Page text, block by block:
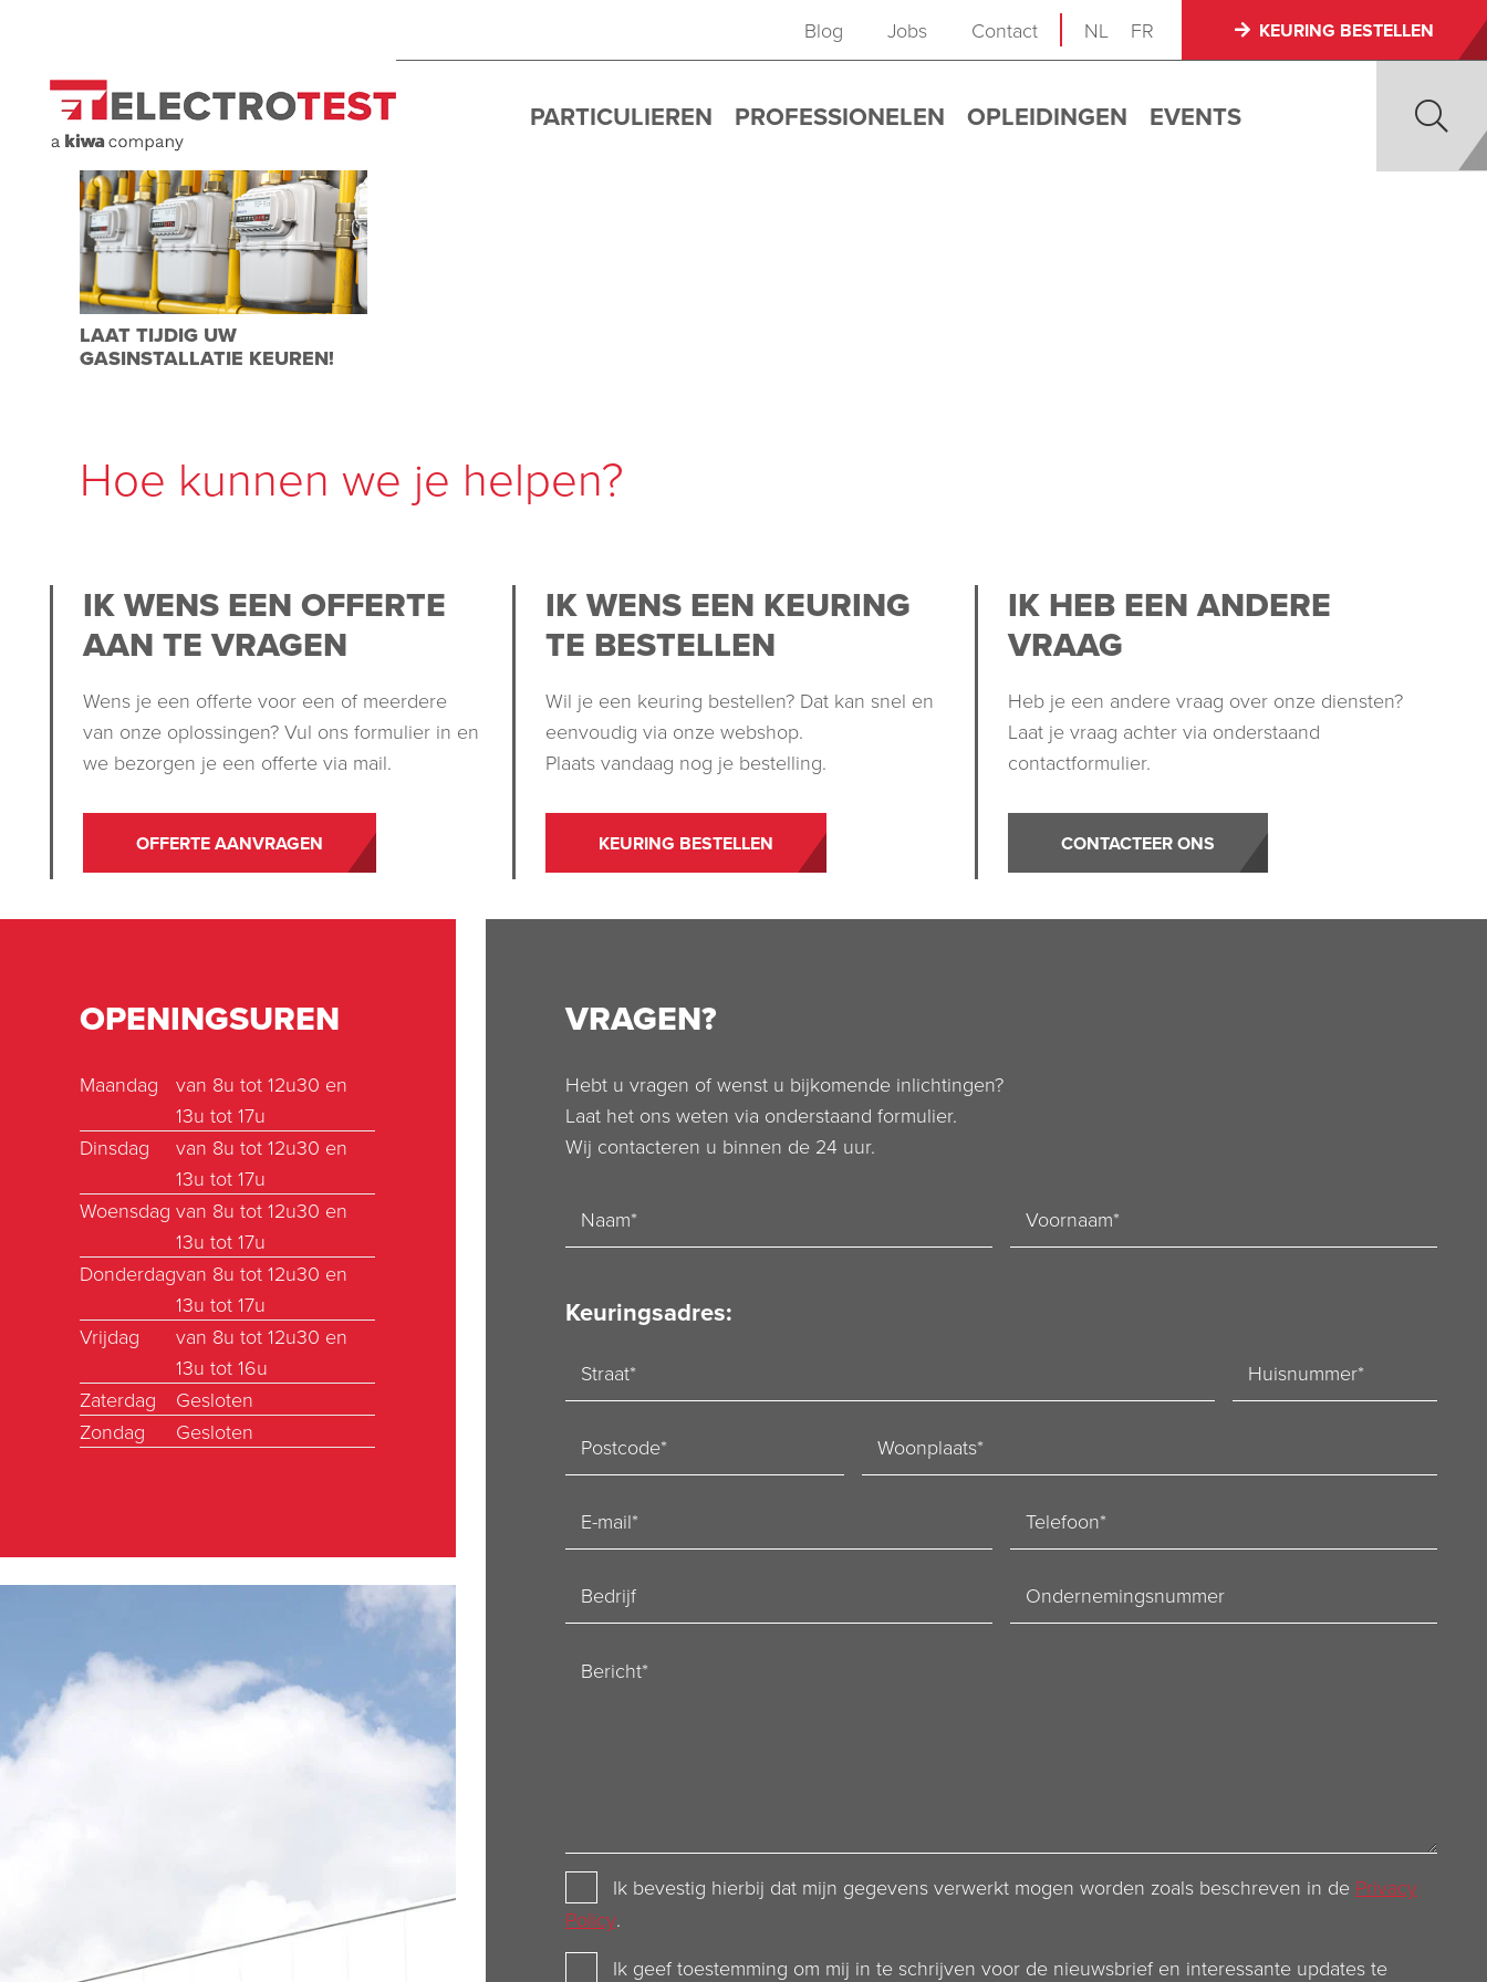
Blog Jobs Contact NL FR KEURING BESTELLEN
PARTICULIEREN PROFESSIONELEN OPLEIDINGEN EVENTS
LAAT TIJDIG UW
GASINSTALLATIE KEUREN!
Hoe kunnen we je helpen?
IK WENS EEN OFFERTE
AAN TE VRAGEN
Wens je een offerte voor een of meerdere
van onze oplossingen? Vul ons formulier in en
we bezorgen je een offerte via mail.
OFFERTE AANVRAGEN
IK WENS EEN KEURING
TE BESTELLEN
Wil je een keuring bestellen? Dat kan snel en
eenvoudig via onze webshop.
Plaats vandaag nog je bestelling.
KEURING BESTELLEN
IK HEB EEN ANDERE
VRAAG
Heb je een andere vraag over onze diensten?
Laat je vraag achter via onderstaand
contactformulier.
CONTACTEER ONS
OPENINGSUREN
Maandag
van 8u tot 12u30 en
13u tot 17u
Dinsdag
van 8u tot 12u30 en
13u tot 17u
Woensdag van 8u tot 12u30 en
13u tot 17u
Donderdagvan 8u tot 12u30 en
13u tot 17u
Vrijdag
van 8u tot 12u30 en
13u tot 16u
Zaterdag
Gesloten
Zondag
Gesloten
VRAGEN?
Hebt u vragen of wenst u bijkomende inlichtingen?
Laat het ons weten via onderstaand formulier.
Wij contacteren u binnen de 24 uur.
Keuringsadres:
Privacy
Policy
Ik bevestig hierbij dat mijn gegevens verwerkt mogen worden zoals beschreven in de Privacy
Policy.
NewsletterIk geef toestemming om mij in te schrijven voor de nieuwsbrief en interessante updates te